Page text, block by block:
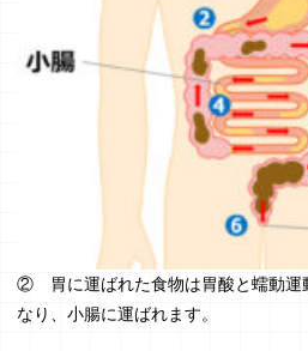
② 胃に運ばれた食物は胃酸と蠕動運
なり、小腸に運ばれます。